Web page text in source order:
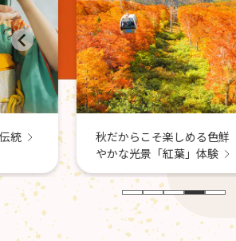
る色鮮
日本文化の神髄を感じる宿
坊体験